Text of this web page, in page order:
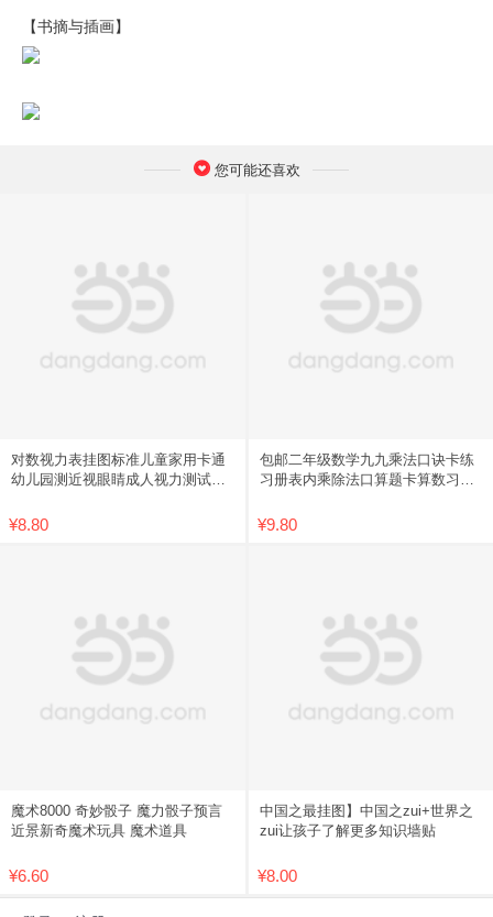
【书摘与插画】
您可能还喜欢
对数视力表挂图标准儿童家用卡通
幼儿园测近视眼睛成人视力测试表
¥8.80
包邮二年级数学九九乘法口诀卡练
习册表内乘除法口算题卡算数习题
¥9.80
魔术8000 奇妙骰子 魔力骰子预言
近景新奇魔术玩具 魔术道具
¥6.60
中国之最挂图】中国之zui+世界之
zui让孩子了解更多知识墙贴
¥8.00